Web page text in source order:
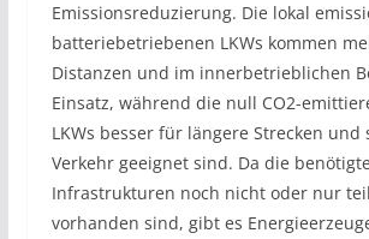
Emissionsreduzierung. Die lokal
batteriebetriebenen LKWs kommen
Distanzen und im innerbetrieblichen
Einsatz, während die null CO2-
LKWs besser für längere Strecken und
Verkehr geeignet sind. Da die
Infrastrukturen noch nicht oder nur
vorhanden sind, gibt es